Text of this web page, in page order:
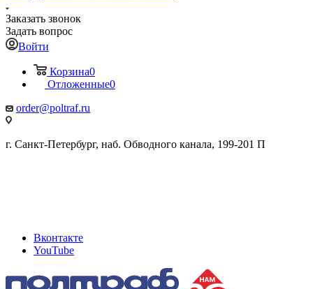
Заказать звонок
Задать вопрос
Войти
Корзина0
Отложенные0
order@poltraf.ru
г. Санкт-Петербург, наб. Обводного канала, 199-201 П
Вконтакте
YouTube